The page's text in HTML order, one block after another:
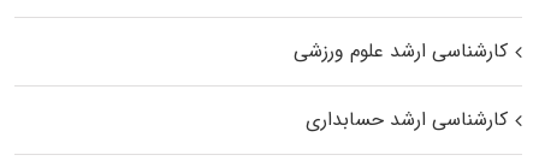
کارشناسی ارشد علوم ورزشی
کارشناسی ارشد حسابداری